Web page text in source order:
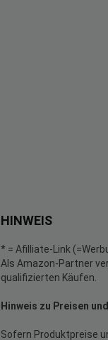
HINWEIS
* = Afilliate-Link
Als Amazon-Partner
qualifizierten Käufen.
Hinweis zu Preisen
Sofern Produktpreise